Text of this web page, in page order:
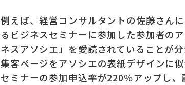
例えば、経営コンサルタントの佐藤さん
るビジネスセミナーに参加した参加者の
ネスアソシエ」を愛読されていることが
集客ページをアソシエの表紙デザインに似
セミナーの参加申込率が220％アップし